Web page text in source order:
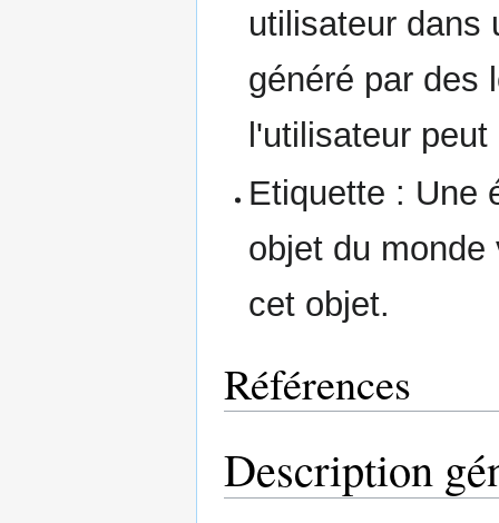
utilisateur dans
généré par des
l'utilisateur
Etiquette : Une
objet du
cet objet.
Références
Description